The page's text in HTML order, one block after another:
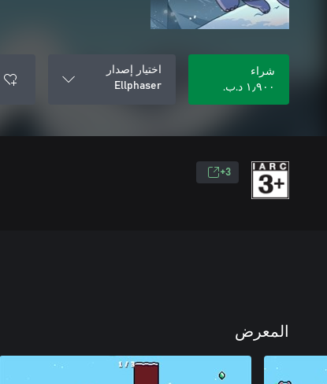
شراء
١٫٩٠٠ د.ب.‏
اختيار إصدار
Ellphaser
3+
المعرض